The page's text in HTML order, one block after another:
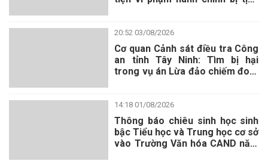
20:52 03/08/2026
Cơ quan Cảnh sát điều tra Công
an tỉnh Tây Ninh: Tìm bị hại
trong vụ án Lừa đảo chiếm đoạt
14:18 01/08/2026
Thông báo chiêu sinh học sinh
bậc Tiểu học và Trung học cơ sở
vào Trường Văn hóa CAND năm
tiện vi phạm hành chính bị tịch thu
trong vụ án Lừa đảo chiếm đoạt tài sản, xảy ra tại xã Mỹ An,
Thông báo chiêu sinh học sinh bậc Tiểu học và Trung học cơ
Thông báo về việc bán tài sản được xác lập quyền sở hữu toàn
Thông báo lịch tiếp công dân định kỳ và thường xuyên tại Địa
điểm tiếp công dân Công an tỉnh